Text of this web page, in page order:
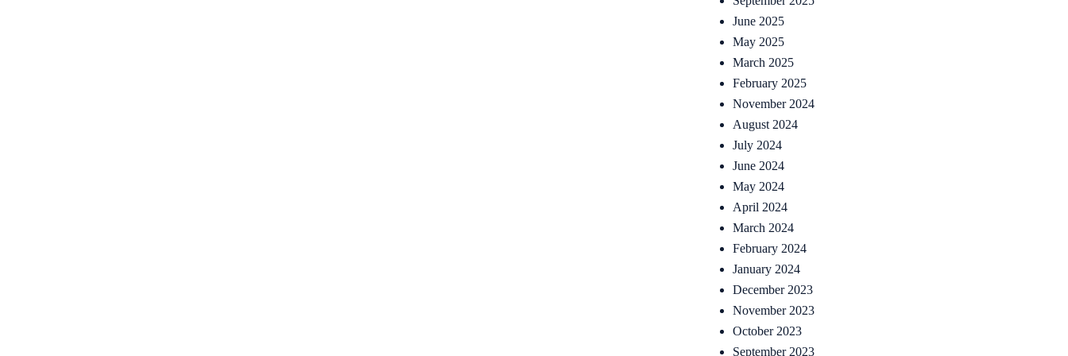
June 2025
May 2025
March 2025
February 2025
November 2024
August 2024
July 2024
June 2024
May 2024
April 2024
March 2024
February 2024
January 2024
December 2023
November 2023
October 2023
September 2023